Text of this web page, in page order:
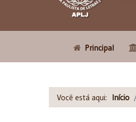
Principal
Você está aqui: Início